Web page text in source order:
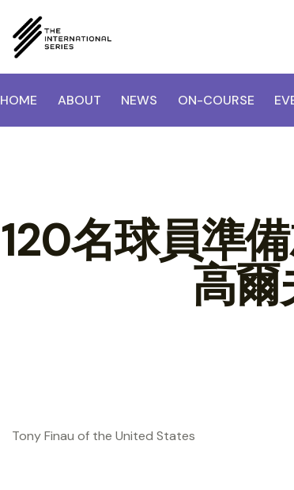
HOME ABOUT NEWS ON-COURSE
120名球員準
高爾
Tony Finau of the United States